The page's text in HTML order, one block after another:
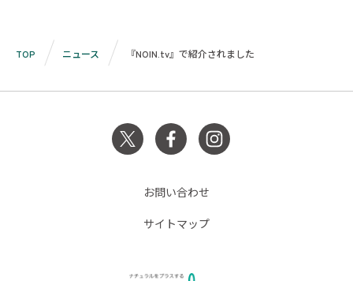
TOP ニュース 『NOIN.tv』で紹介されました
お問い合わせ
サイトマップ